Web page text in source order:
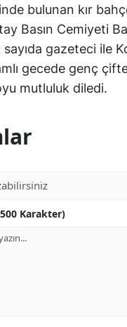
bulunan kır
Basın Cemiyeti
gazeteci ile
gecede genç
mutluluk diledi.
Karakter)